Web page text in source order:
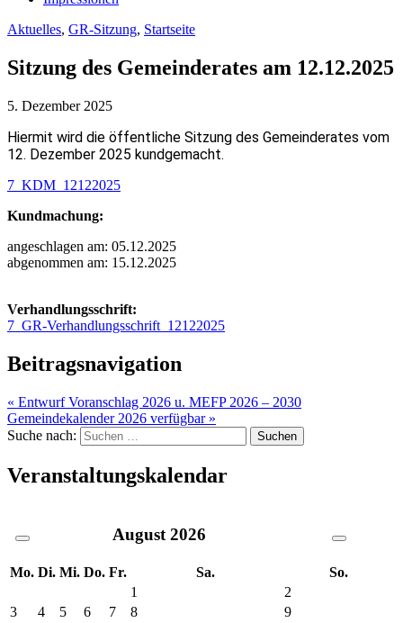
Aktuelles, GR-Sitzung, Startseite
Sitzung des Gemeinderates am 12.12.2025
5. Dezember 2025
Hiermit wird die öffentliche Sitzung des Gemeinderates vom
12. Dezember 2025 kundgemacht.
7_KDM_12122025
Kundmachung:
angeschlagen am: 05.12.2025
abgenommen am: 15.12.2025
Verhandlungsschrift:
7_GR-Verhandlungsschrift_12122025
Beitragsnavigation
« Entwurf Voranschlag 2026 u. MEFP 2026 – 2030
Gemeindekalender 2026 verfügbar »
Suche nach:
Veranstaltungskalendar
August 2026
Mo. Di. Mi. Do. Fr. Sa.
So.
1
2
3
4 5 6 7 8 9